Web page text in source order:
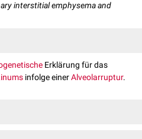
interstitial emphysema and
Erklärung für das
infolge einerAlveolarruptur.